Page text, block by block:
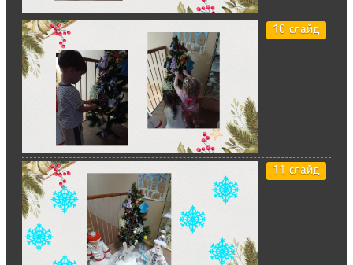
10 слайд
11 слайд